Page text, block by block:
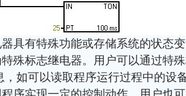
具有特殊功能或存储系统的状态
殊标志继电器。用户可以通过特
，如可以读取程序运行过程中的设